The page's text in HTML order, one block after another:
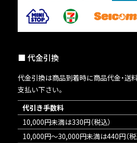
代金引換
代金引換は商品到着時に商品代金・送
支払い下さい。
代引き手数料
10,000円未満は330円（税込）
10,000円～30,000円未満は440円（税